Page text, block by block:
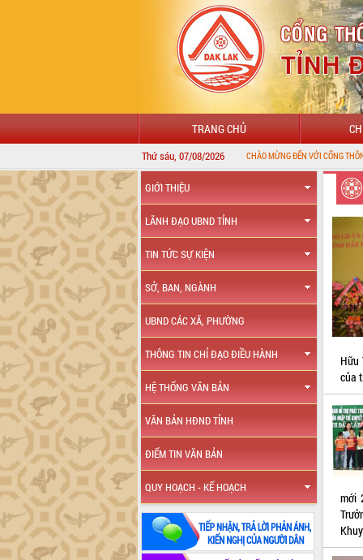
TRANG CHỦ
Thứ sáu, 07/08/2026
CHÀO MỪNG ĐẾN VỚI CỔNG THÔNG TIN ĐIỆN TỬ TỈNH ĐẮK
GIỚI THIỆU
LÃNH ĐẠO UBND TỈNH
TIN TỨC SỰ KIỆN
SỞ, BAN, NGÀNH
UBND CÁC XÃ, PHƯỜNG
THÔNG TIN CHỈ ĐẠO ĐIỀU HÀNH
HỆ THỐNG VĂN BẢN
VĂN BẢN HĐND TỈNH
ĐIỂM TIN VĂN BẢN
QUY HOẠCH - KẾ HOẠCH
Hữu
của
mới